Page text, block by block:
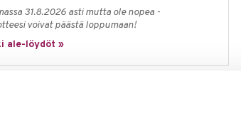
31.8.2026 asti mutta ole nopea -
voivat päästä loppumaan!
ale-löydöt »